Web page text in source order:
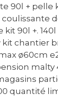
90l + pelle
90l +.
chantier
ø60cm
malty
quantité